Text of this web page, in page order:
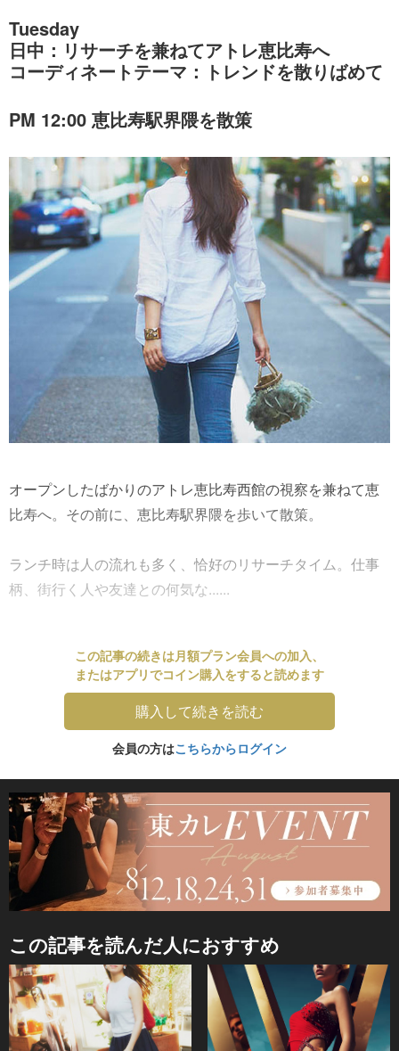
Tuesday
日中：リサーチを兼ねてアトレ恵比寿へ
コーディネートテーマ：トレンドを散りばめて
PM 12:00 恵比寿駅界隈を散策
オープンしたばかりのアトレ恵比寿西館の視察を兼ねて恵
比寿へ。その前に、恵比寿駅界隈を歩いて散策。
ランチ時は人の流れも多く、恰好のリサーチタイム。仕事
柄、街行く人や友達との何気な......
この記事の続きは月額プラン会員への加入、
またはアプリでコイン購入をすると読めます
購入して続きを読む
会員の方はこちらからログイン
この記事を読んだ人におすすめ